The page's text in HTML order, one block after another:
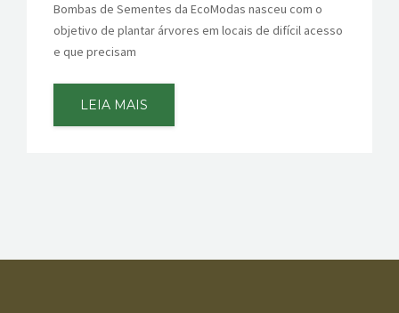
Bombas de Sementes da EcoModas nasceu com o
objetivo de plantar árvores em locais de difícil acesso
e que precisam
LEIA MAIS